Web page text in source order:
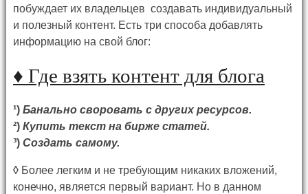
побуждает их владельцев создавать индивидуальный
и полезный контент. Есть три способа добавлять
информацию на свой блог:
♦ Где взять контент для блога
¹) Банально своровать с других ресурсов.
²) Купить текст на бирже статей.
³) Создать самому.
◊Более легким и не требующим никаких вложений,
конечно, является первый вариант. Но в данном